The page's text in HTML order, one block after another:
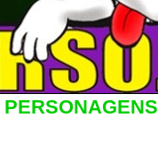
PERSONAGENS